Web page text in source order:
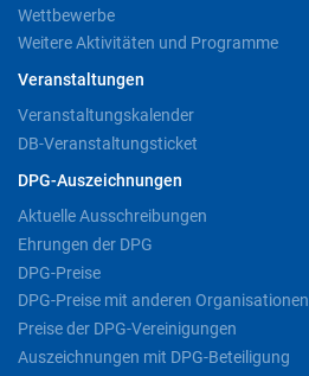
Wettbewerbe
Weitere Aktivitäten und Programme
Veranstaltungen
Veranstaltungskalender
DB-Veranstaltungsticket
DPG-Auszeichnungen
Aktuelle Ausschreibungen
Ehrungen der DPG
DPG-Preise
DPG-Preise mit anderen Organisationen
Preise der DPG-Vereinigungen
Auszeichnungen mit DPG-Beteiligung